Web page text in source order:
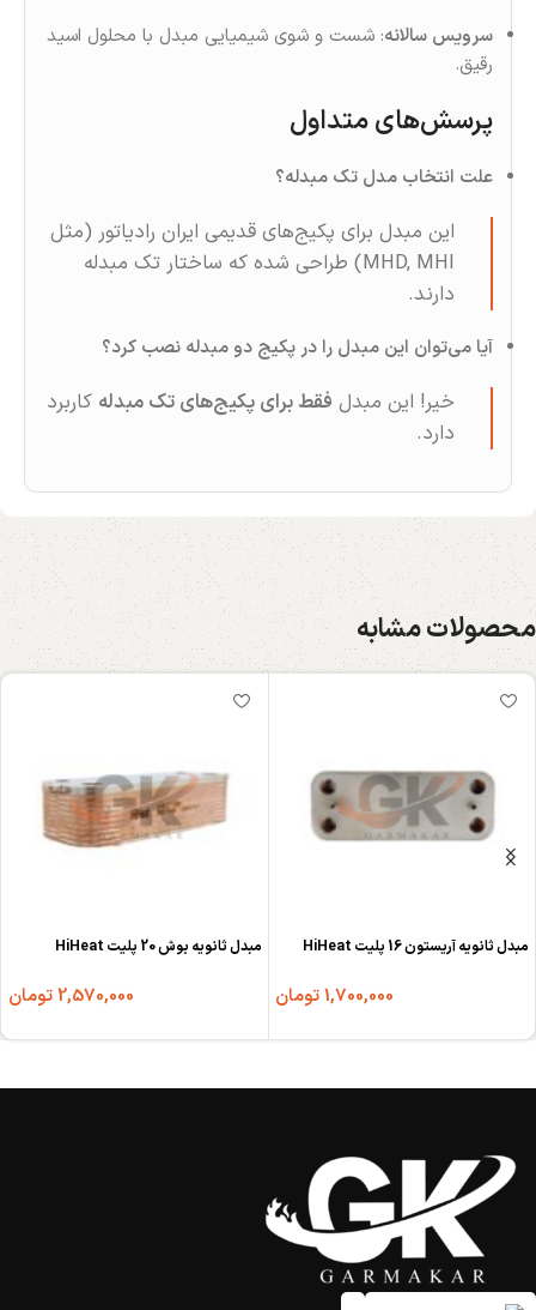
سرویس سالانه: شست‌ و شوی شیمیایی مبدل با محلول اسید
رقیق.
پرسش‌های متداول
علت انتخاب مدل تک‌ مبدله؟
این مبدل برای پکیج‌های قدیمی ایران‌ رادیاتور (مثل
MHD, MHI) طراحی شده که ساختار تک‌ مبدله
دارند.
آیا می‌توان این مبدل را در پکیج دو مبدله نصب کرد؟
خیر! این مبدل فقط برای پکیج‌های تک‌ مبدله کاربرد
دارد.
محصولات مشابه
مبدل ثانویه آریستون 16 پلیت HiHeat
1,700,000تومان
مبدل ثانویه بوش 20 پلیت HiHeat
2,570,000تومان